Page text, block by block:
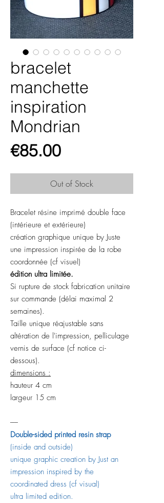
bracelet
manchette
inspiration
Mondrian
€85.00Price
Out of Stock
Bracelet résine imprimé double face
(intérieure et extérieure)
création graphique unique by Juste
une impression inspirée de la robe
coordonnée (cf visuel)
édition ultra limitée.
Si rupture de stock fabrication unitaire
sur commande (délai maximal 2
semaines).
Taille unique réajustable sans
altération de l'impression, pelliculage
vernis de surface (cf notice ci-
dessous).
dimensions :
hauteur 4 cm
largeur 15 cm
-----
Double-sided printed resin strap
(inside and outside)
unique graphic creation by Just an
impression inspired by the
coordinated dress (cf visual)
ultra limited edition.